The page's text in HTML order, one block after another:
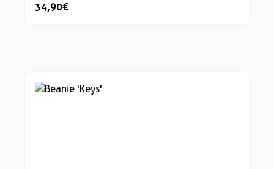
34,90 €